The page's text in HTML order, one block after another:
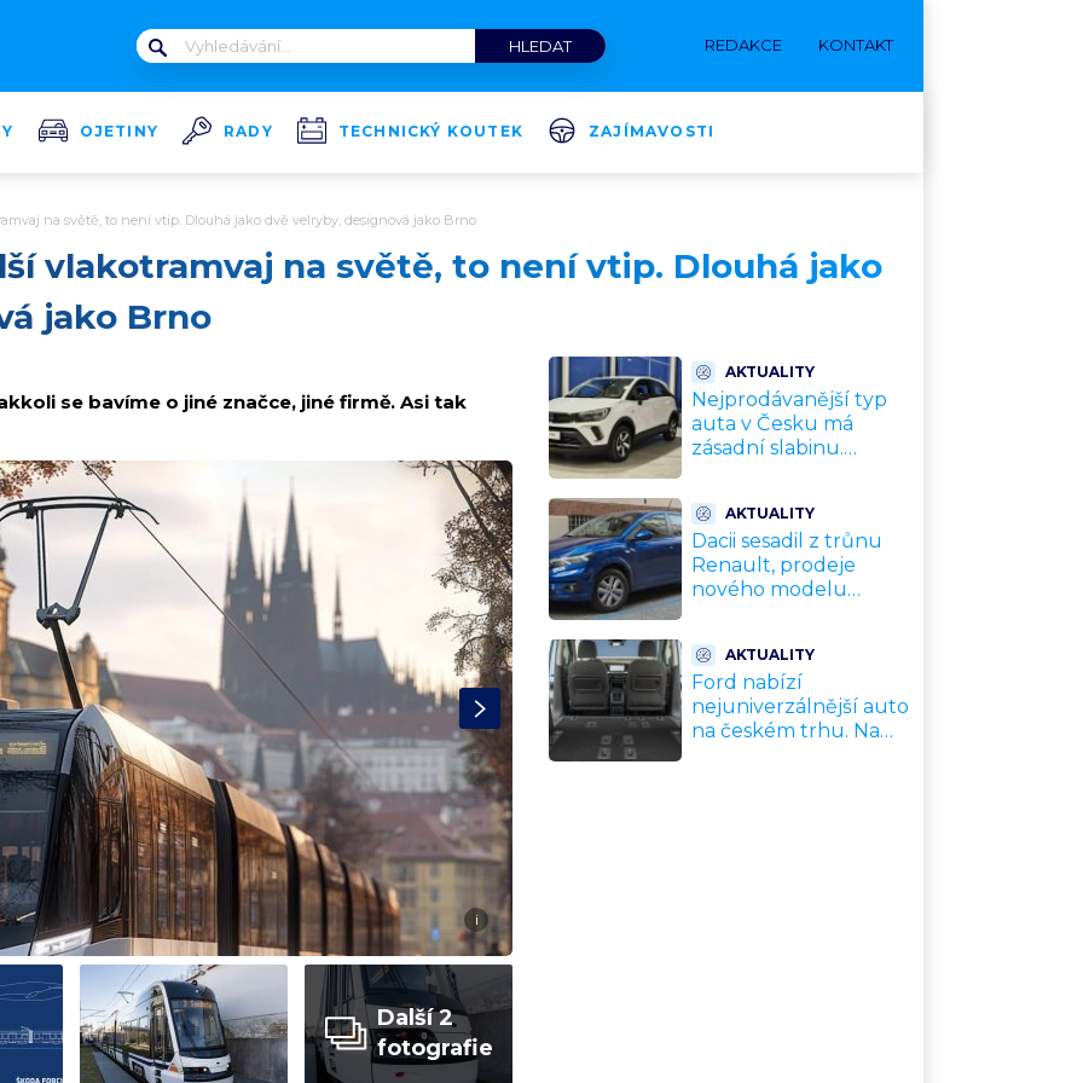
REDAKCE KONTAKT
OJETINY RADY TECHNICKÝ KOUTEK ZAJÍMAVOSTI
na světě, to není vtip. Dlouhá jako dvě velryby, designová jako Brno
vlakotramvaj na světě, to není vtip. Dlouhá jako
jako Brno
se bavíme o jiné značce, jiné firmě. Asi tak
i
Další 2
fotografie
AKTUALITY
Nejprodávanější typ
auta v Česku má
zásadní slabinu.
být nejsilnější
AKTUALITY
Dacii sesadil z trůnu
Renault, prodeje
nového modelu
jedou svojí pohádku
AKTUALITY
Ford nabízí
nejuniverzálnější auto
na českém trhu. Na